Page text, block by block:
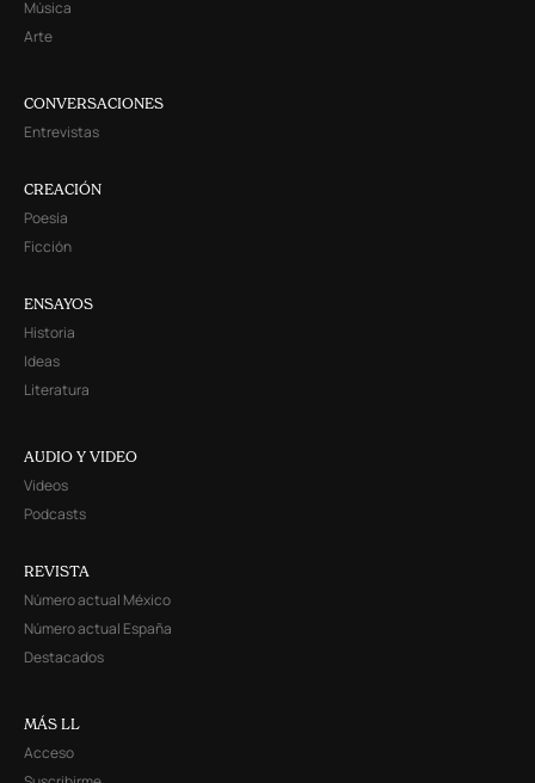
Música
Arte
CONVERSACIONES
Entrevistas
CREACIÓN
Poesía
Ficción
ENSAYOS
Historia
Ideas
Literatura
AUDIO Y VIDEO
Videos
Podcasts
REVISTA
Número actual México
Número actual España
Destacados
MÁS LL
Acceso